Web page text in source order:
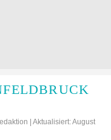
| Aktualisiert: August